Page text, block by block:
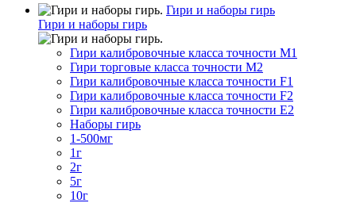
Гири и наборы гирь
Гири и наборы гирь
Гири калибровочные класса точности M1
Гири торговые класса точности M2
Гири калибровочные класса точности F1
Гири калибровочные класса точности F2
Гири калибровочные класса точности E2
Наборы гирь
1-500мг
1г
2г
5г
10г